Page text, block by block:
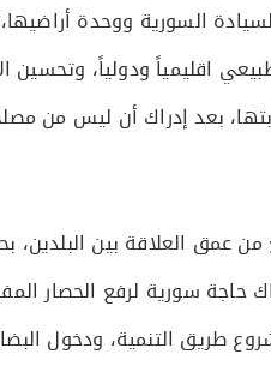
السورية ووحدة
اقليمياً ودولياً، وتحسين
بعد إدراك أن ليس من
من عمق العلاقة بين
حاجة سورية لرفع الحصار
طريق التنمية، ودخول